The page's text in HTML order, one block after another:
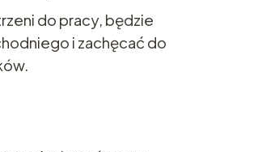
do pracy, będzie
i zachęcać do